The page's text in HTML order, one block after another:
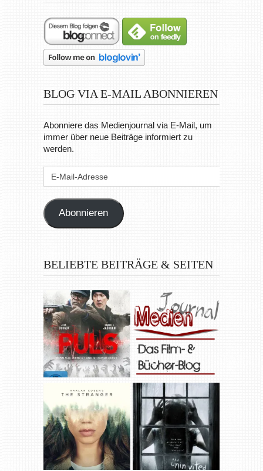
BLOG VIA E-MAIL ABONNIEREN
Abonniere das Medienjournal via E-Mail, um
immer über neue Beiträge informiert zu
werden.
Abonnieren
BELIEBTE BEITRÄGE & SEITEN